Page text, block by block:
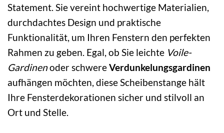
Statement. Sie vereint hochwertige Materialien,
durchdachtes Design und praktische
Funktionalität, um Ihren Fenstern den perfekten
Rahmen zu geben. Egal, ob Sie leichte Voile-
Gardinenoder schwereVerdunkelungsgardinen
aufhängen möchten, diese Scheibenstange hält
Ihre Fensterdekorationen sicher und stilvoll an
Ort und Stelle.